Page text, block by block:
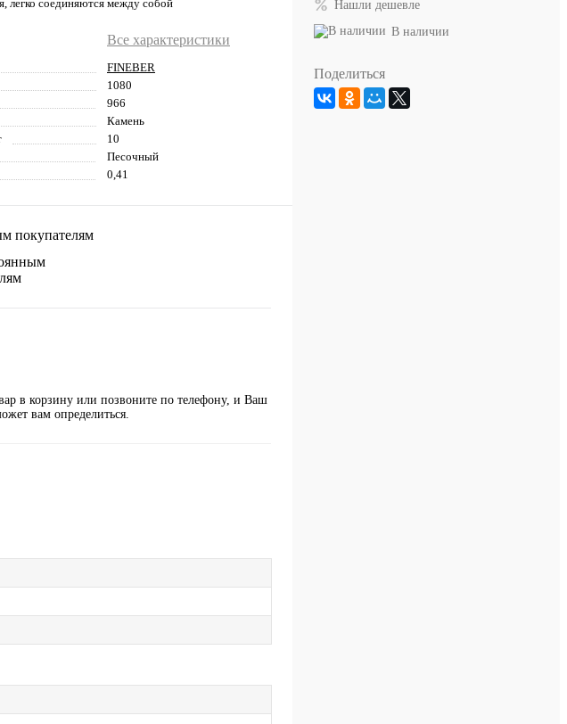
легко соединяются между собой
Все характеристики
FINEBER
1080
966
Камень
10
Песочный
0,41
в корзину или позвоните по телефону, и Ваш
вам определиться.
Нашли дешевле
В наличии
Поделиться